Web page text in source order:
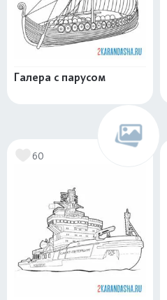
Галера с парусом
60